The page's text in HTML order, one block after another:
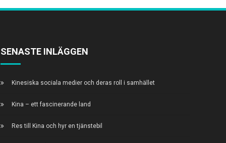
SENASTE INLÄGGEN
Kinesiska sociala medier och deras roll i samhället
Kina – ett fascinerande land
Res till Kina och hyr en tjänstebil